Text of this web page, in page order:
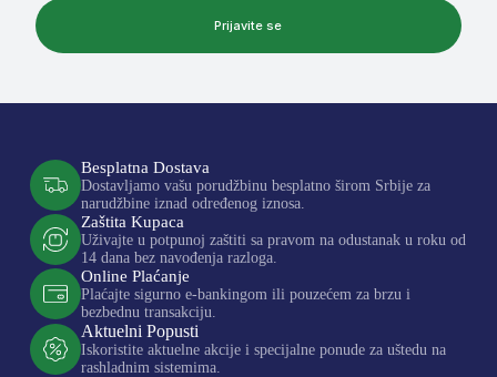
Prijavite se
Besplatna Dostava
Dostavljamo vašu porudžbinu besplatno širom Srbije za
narudžbine iznad određenog iznosa.
Zaštita Kupaca
Uživajte u potpunoj zaštiti sa pravom na odustanak u roku od
14 dana bez navođenja razloga.
Online Plaćanje
Plaćajte sigurno e-bankingom ili pouzećem za brzu i
bezbednu transakciju.
Aktuelni Popusti
Iskoristite aktuelne akcije i specijalne ponude za uštedu na
rashladnim sistemima.